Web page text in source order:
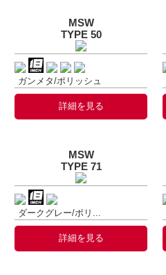
MSW
TYPE 50
ガンメタ/ポリッシュ
詳細を見る
MSW
TYPE 71
ダークグレー/ポリ...
詳細を見る